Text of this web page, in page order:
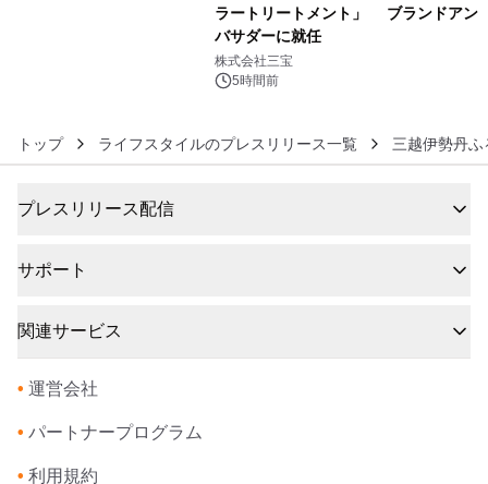
ラートリートメント」 ブランドアン
バサダーに就任
株式会社三宝
5時間前
トップ ライフスタイルのプレスリリース一覧 三越伊勢丹
プレスリリース配信
サポート
関連サービス
• 運営会社
• パートナープログラム
• 利用規約